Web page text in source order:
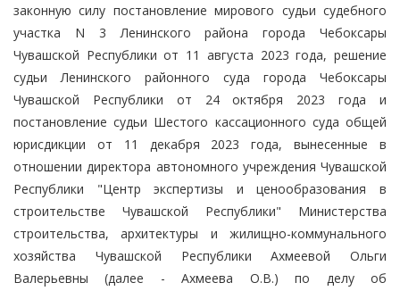
законную силу постановление мирового судьи судебного
участка N 3 Ленинского района города Чебоксары
Чувашской Республики от 11 августа 2023 года, решение
судьи Ленинского районного суда города Чебоксары
Чувашской Республики от 24 октября 2023 года и
постановление судьи Шестого кассационного суда общей
юрисдикции от 11 декабря 2023 года, вынесенные в
отношении директора автономного учреждения Чувашской
Республики "Центр экспертизы и ценообразования в
строительстве Чувашской Республики" Министерства
строительства, архитектуры и жилищно-коммунального
хозяйства Чувашской Республики Ахмеевой Ольги
Валерьевны (далее - Ахмеева О.В.) по делу об